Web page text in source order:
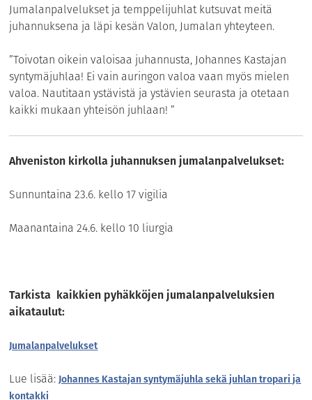
Jumalanpalvelukset ja temppelijuhlat kutsuvat meitä
juhannuksena ja läpi kesän Valon, Jumalan yhteyteen.
”Toivotan oikein valoisaa juhannusta, Johannes Kastajan
syntymäjuhlaa! Ei vain auringon valoa vaan myös mielen
valoa. Nautitaan ystävistä ja ystävien seurasta ja otetaan
kaikki mukaan yhteisön juhlaan! ”
Ahveniston kirkolla juhannuksen jumalanpalvelukset:
Sunnuntaina 23.6. kello 17 vigilia
Maanantaina 24.6. kello 10 liurgia
Tarkista kaikkien pyhäkköjen jumalanpalveluksien
aikataulut:
Jumalanpalvelukset
Lue lisää:Johannes Kastajan syntymäjuhla sekä juhlan tropari ja
kontakki